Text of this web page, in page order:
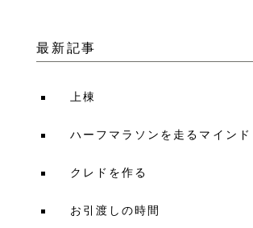
最新記事
上棟
ハーフマラソンを走るマインド
クレドを作る
お引渡しの時間